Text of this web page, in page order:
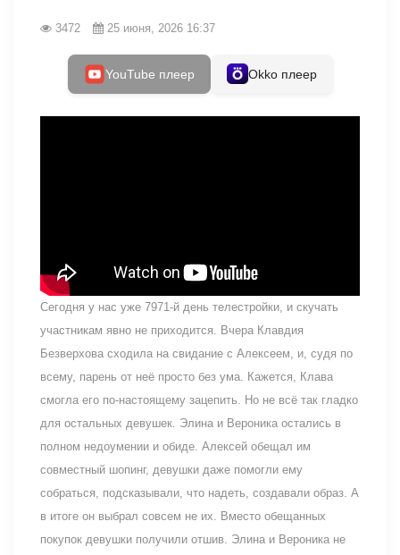
3472 25 июня, 2026 16:37
YouTube плеер Okko плеер
Сегодня у нас уже 7971-й день телестройки, и скучать
участникам явно не приходится. Вчера Клавдия
Безверхова сходила на свидание с Алексеем, и, судя по
всему, парень от неё просто без ума. Кажется, Клава
смогла его по-настоящему зацепить. Но не всё так гладко
для остальных девушек. Элина и Вероника остались в
полном недоумении и обиде. Алексей обещал им
совместный шопинг, девушки даже помогли ему
собраться, подсказывали, что надеть, создавали образ. А
в итоге он выбрал совсем не их. Вместо обещанных
покупок девушки получили отшив. Элина и Вероника не